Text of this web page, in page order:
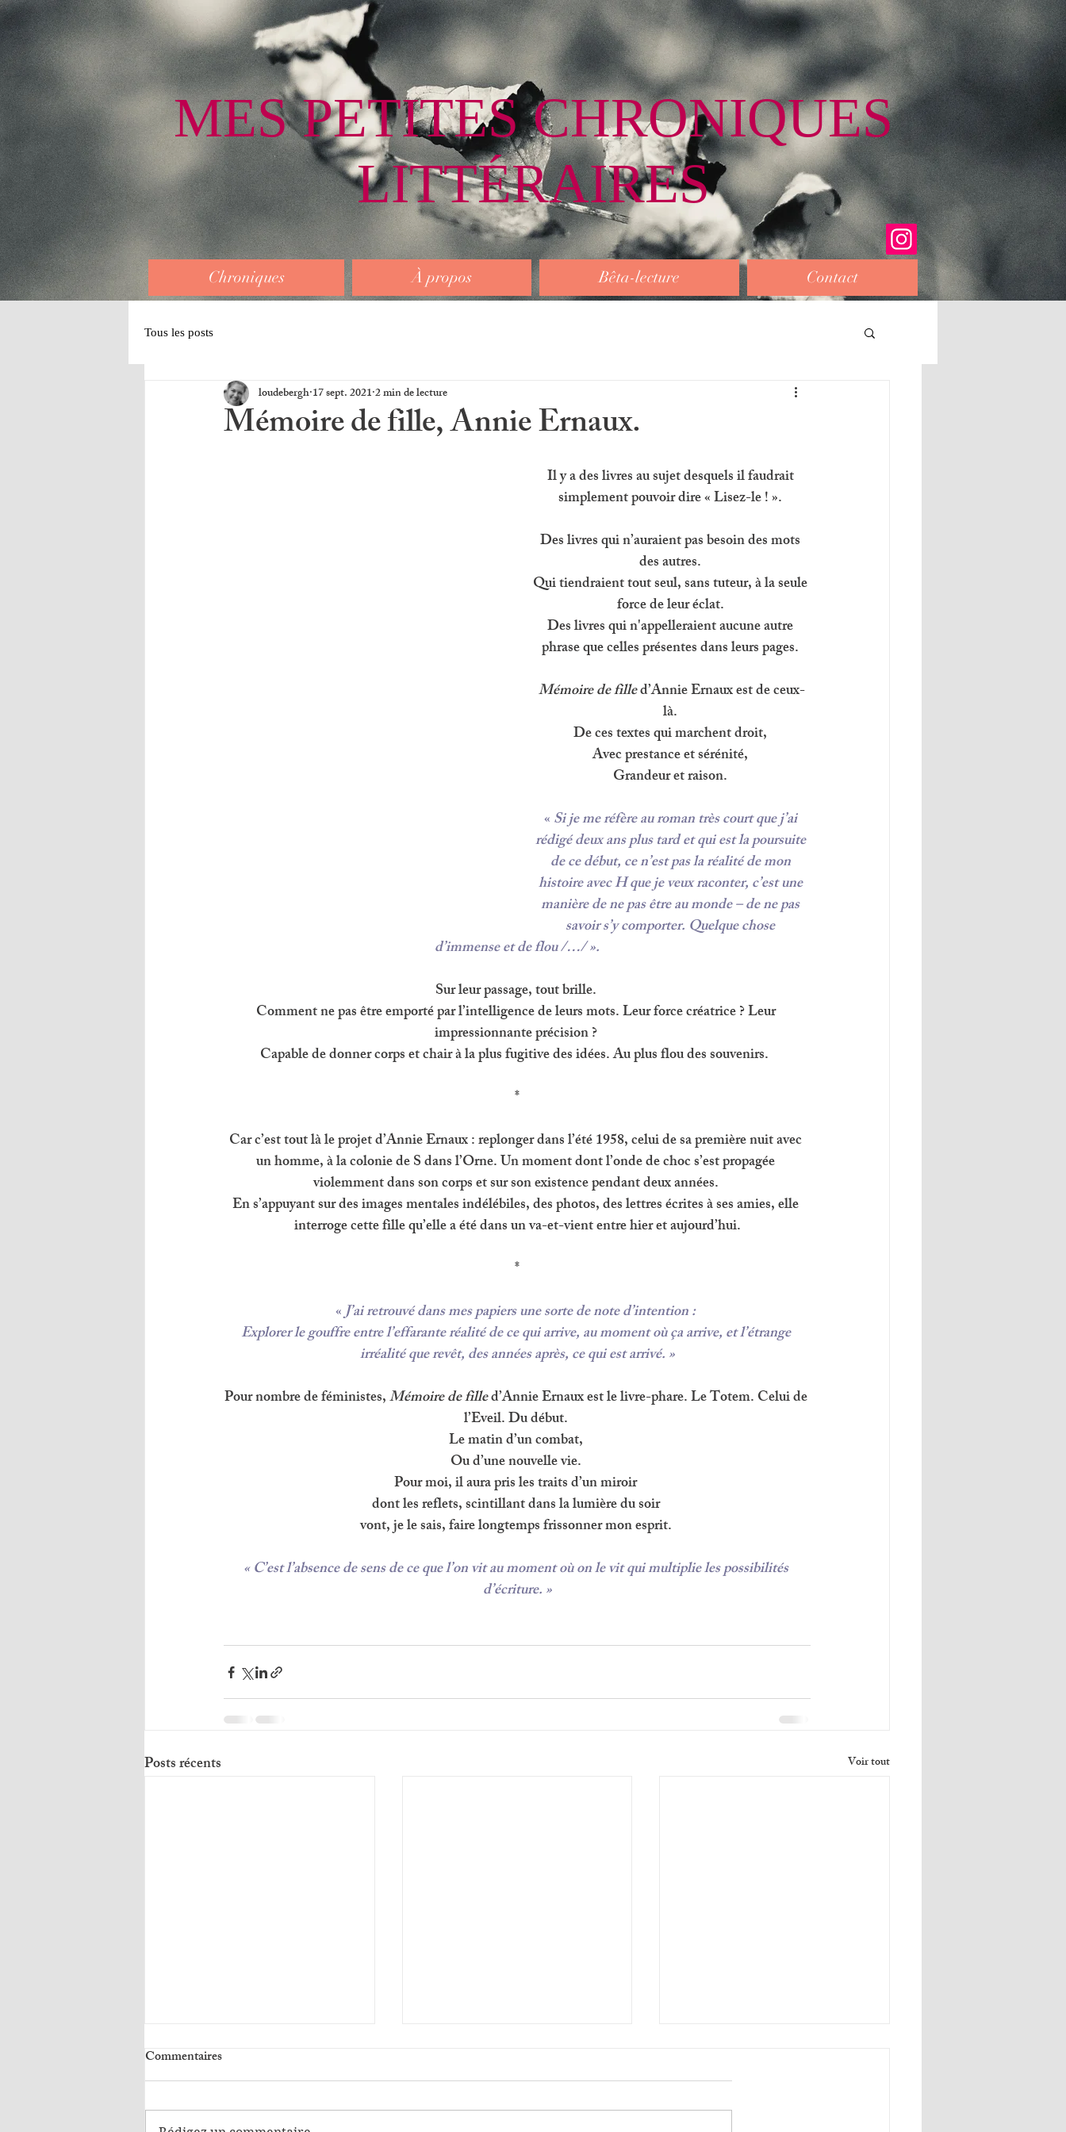
MES PETITES CHRONIQUES
LITTÉRAIRES
Chroniques À propos Bêta-lecture Contact
Tous les posts
Mémoire de fille, Annie Ernaux.
loudebergh 17 sept. 2021 2 min de lecture
Il y a des livres au sujet desquels il faudrait
simplement pouvoir dire « Lisez-le ! ».
Des livres qui n’auraient pas besoin des mots
des autres.
Qui tiendraient tout seul, sans tuteur, à la seule
force de leur éclat.
Des livres qui n'appelleraient aucune autre
phrase que celles présentes dans leurs pages.
Mémoire de fille d’Annie Ernaux est de ceux-
là.
De ces textes qui marchent droit,
Avec prestance et sérénité,
Grandeur et raison.
« Si je me réfère au roman très court que j’ai
rédigé deux ans plus tard et qui est la poursuite
de ce début, ce n’est pas la réalité de mon
histoire avec H que je veux raconter, c’est une
manière de ne pas être au monde – de ne pas
savoir s’y comporter. Quelque chose
d’immense et de flou /…/ ».
Sur leur passage, tout brille.
Comment ne pas être emporté par l’intelligence de leurs mots. Leur force créatrice ? Leur
impressionnante précision ?
Capable de donner corps et chair à la plus fugitive des idées. Au plus flou des souvenirs.
*
Car c’est tout là le projet d’Annie Ernaux : replonger dans l’été 1958, celui de sa première nuit avec
un homme, à la colonie de S dans l’Orne. Un moment dont l’onde de choc s’est propagée
violemment dans son corps et sur son existence pendant deux années.
En s’appuyant sur des images mentales indélébiles, des photos, des lettres écrites à ses amies, elle
interroge cette fille qu’elle a été dans un va-et-vient entre hier et aujourd’hui.
*
« J’ai retrouvé dans mes papiers une sorte de note d’intention :
Explorer le gouffre entre l’effarante réalité de ce qui arrive, au moment où ça arrive, et l’étrange
irréalité que revêt, des années après, ce qui est arrivé. »
Pour nombre de féministes, Mémoire de fille d’Annie Ernaux est le livre-phare. Le Totem. Celui de
l’Eveil. Du début.
Le matin d’un combat,
Ou d’une nouvelle vie.
Pour moi, il aura pris les traits d’un miroir
dont les reflets, scintillant dans la lumière du soir
vont, je le sais, faire longtemps frissonner mon esprit.
« C’est l’absence de sens de ce que l’on vit au moment où on le vit qui multiplie les possibilités
d’écriture. »
Posts récents Voir tout
Commentaires